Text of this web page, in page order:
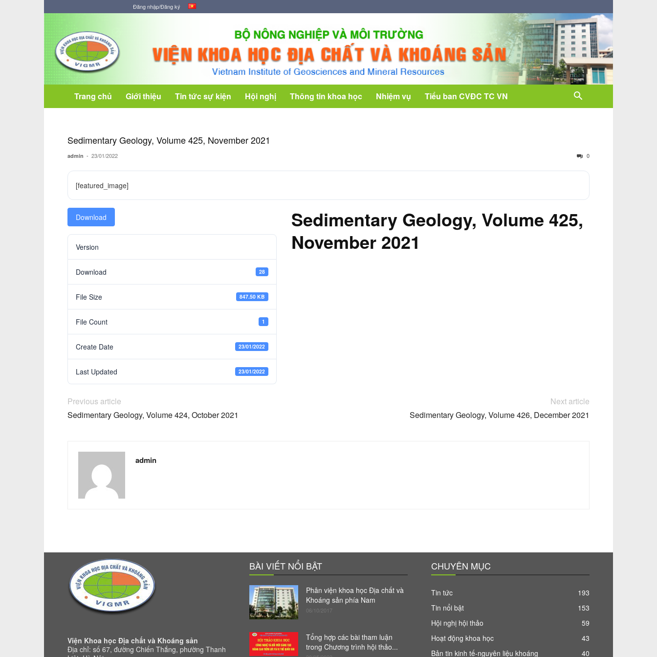
Đăng nhập/Đăng ký
Viện
Khoa
học
Địa
chất
và
Khoáng
sản
Trang chủ Giới thiệu Tin tức sự kiện Hội nghị Thông tin khoa học Nhiệm vụ Tiểu ban CVĐC TC VN
Sedimentary Geology, Volume 425, November 2021
admin - 23/01/2022 0
[featured_image]
Download
Version
Download 28
File Size 847.50 KB
File Count 1
Create Date 23/01/2022
Last Updated 23/01/2022
Sedimentary Geology, Volume 425,
November 2021
Previous article
Sedimentary Geology, Volume 424, October 2021
Next article
Sedimentary Geology, Volume 426, December 2021
admin
Viện Khoa học Địa chất và Khoáng sản
Địa chỉ: số 67, đường Chiến Thắng, phường Thanh
BÀI VIẾT NỔI BẬT
Phân viện khoa học Địa chất và
Khoáng sản phía Nam
06/10/2017
Tổng hợp các bài tham luận
trong Chương trình hội thảo...
CHUYÊN MỤC
Tin tức
193
Tin nổi bật
153
Hội nghị hội thảo
59
Hoạt động khoa học
43
Bản tin kinh tế-nguyên liệu khoáng
40